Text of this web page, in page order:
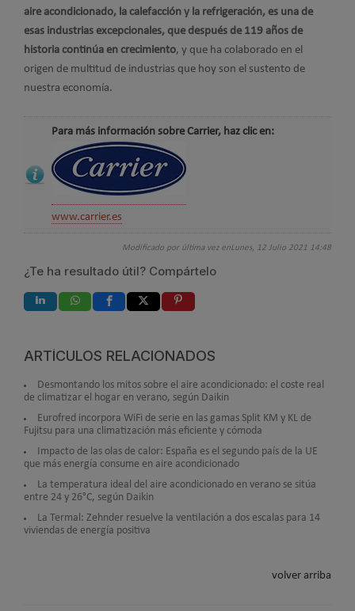
aire acondicionado, la calefacción y la refrigeración, es una de
esas industrias excepcionales, que después de 119 años de
historia continúa en crecimiento, y que ha colaborado en el
origen de multitud de industrias que hoy son el sustento de
nuestra economía.
Para más información sobre Carrier, haz clic en:
www.carrier.es
Modificado por última vez enLunes, 12 Julio 2021 14:48
¿Te ha resultado útil? Compártelo
ARTÍCULOS RELACIONADOS
Desmontando los mitos sobre el aire acondicionado: el coste real
de climatizar el hogar en verano, según Daikin
Eurofred incorpora WiFi de serie en las gamas Split KM y KL de
Fujitsu para una climatización más eficiente y cómoda
Impacto de las olas de calor: España es el segundo país de la UE
que más energía consume en aire acondicionado
La temperatura ideal del aire acondicionado en verano se sitúa
entre 24 y 26°C, según Daikin
La Termal: Zehnder resuelve la ventilación a dos escalas para 14
viviendas de energía positiva
volver arriba